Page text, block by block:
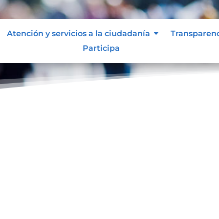
Atención y servicios a la ciudadanía
Participa